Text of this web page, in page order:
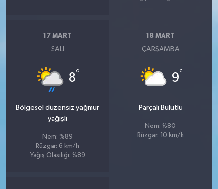
17 MART
SALI
8°
Bölgesel düzensiz yağmur
yağışlı
Nem: %89
Rüzgar: 6 km/h
Yağış Olasılığı: %89
18 MART
ÇARŞAMBA
9°
Parçalı Bulutlu
Nem: %80
Rüzgar: 10 km/h